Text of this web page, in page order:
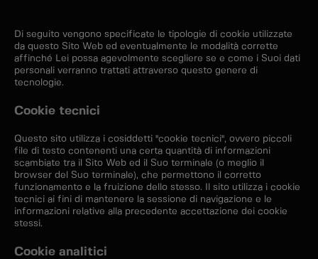
Di seguito vengono specificate le tipologie di cookie utilizzate
da questo Sito Web ed eventualmente le modalità corrette
affinché Lei possa agevolmente scegliere se e come i Suoi dati
personali verranno trattati attraverso questo genere di
tecnologie.
Cookie tecnici
Questo sito utilizza i cosiddetti "cookie tecnici", ovvero piccoli
file di testo contenenti una certa quantità di informazioni
scambiate tra il Sito Web ed il Suo terminale (o meglio il
browser del Suo terminale), che permettono il corretto
funzionamento e la fruizione dello stesso. Il sito utilizza i cookie
tecnici ai fini di mantenere la sessione di navigazione e le
informazioni relative alla precedente accettazione dei cookie
stessi.
Cookie analitici